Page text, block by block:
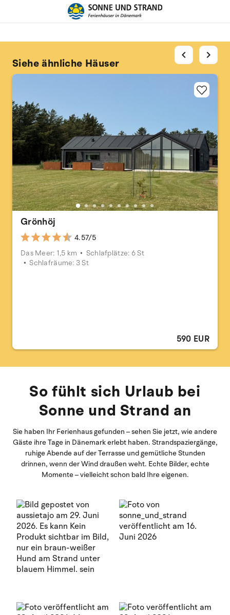
Siehe ähnliche Häuser
Grönhöj
4.57/5
Das Meer: 1,5 km
Schlafplätze: 6 St
Schlafräume: 3 St
590 EUR
chevron_left chevron_right
So fühlt sich Urlaub bei
Sonne und Strand an
Sie haben Ihr Ferienhaus gefunden – sehen Sie jetzt, wie andere
Gäste ihre Tage in Dänemark erlebt haben. Strandspaziergänge,
ruhige Abende auf der Terrasse und gemütliche Stunden
drinnen, wenn der Wind draußen weht. Echte Bilder, echte
Momente – vielleicht schon bald Ihre eigenen.